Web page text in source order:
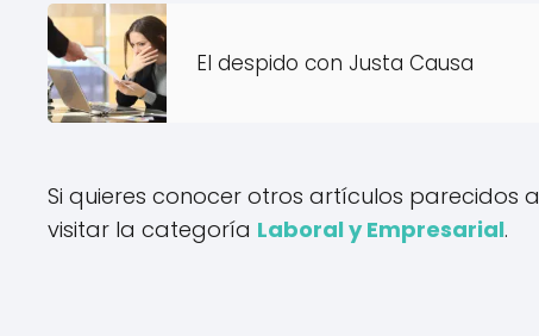
El despido con Justa Causa
Si quieres conocer otros artículos parecidos a
visitar la categoría Laboral y Empresarial.